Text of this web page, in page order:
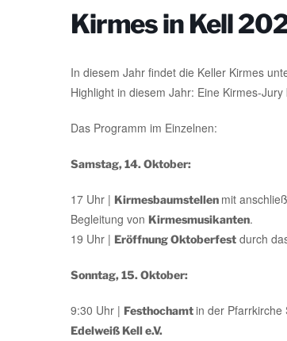
Kirmes in Kell
In diesem Jahr findet die Keller Kirmes
Highlight in diesem Jahr: Eine Kirmes-
Das Programm im Einzelnen:
Samstag, 14. Oktober:
17 Uhr | Kirmesbaumstellen mit
Begleitung von Kirmesmusikanten.
19 Uhr | Eröffnung Oktoberfest durch
Sonntag, 15. Oktober:
9:30 Uhr | Festhochamtin der Pfarrkirche
Edelweiß Kell e.V.